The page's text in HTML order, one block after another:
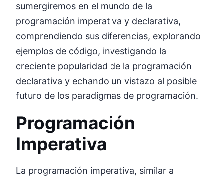
sumergiremos en el mundo de la
programación imperativa y declarativa,
comprendiendo sus diferencias, explorando
ejemplos de código, investigando la
creciente popularidad de la programación
declarativa y echando un vistazo al posible
futuro de los paradigmas de programación.
Programación
Imperativa
La programación imperativa, similar a